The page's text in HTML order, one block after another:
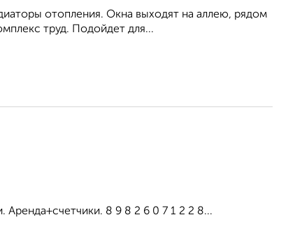
отопления. Окна выходят на аллею, рядом
труд. Подойдет для...
Аренда+счетчики. 8 9 8 2 6 0 7 1 2 2 8...